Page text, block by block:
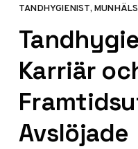
KATEGORI
TANDHYGIENIST,
Karriär
Avslöjade